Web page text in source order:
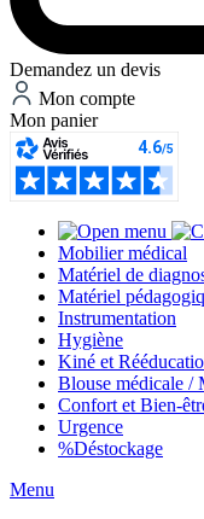
Demandez un devis
Mon compte
Mon panier
Mobilier médical
Matériel de
Matériel
Instrumentation
Hygiène
Kiné et
Blouse médicale /
Confort et Bien-
Urgence
%Déstockage
Menu